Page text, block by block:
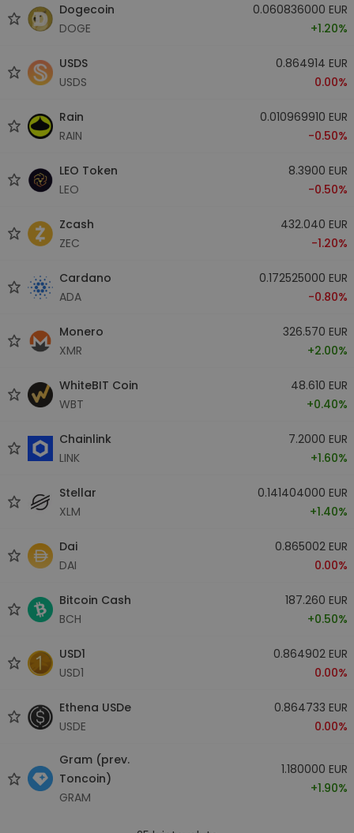
Dogecoin
DOGE
0.060836000 EUR
+1.20%
USDS
USDS
0.864914 EUR
0.00%
Rain
RAIN
0.010969910 EUR
-0.50%
LEO Token
LEO
8.3900 EUR
-0.50%
Zcash
ZEC
432.040 EUR
-1.20%
Cardano
ADA
0.172525000 EUR
-0.80%
Monero
XMR
326.570 EUR
+2.00%
WhiteBIT Coin
WBT
48.610 EUR
+0.40%
Chainlink
LINK
7.2000 EUR
+1.60%
Stellar
XLM
0.141404000 EUR
+1.40%
Dai
DAI
0.865002 EUR
0.00%
Bitcoin Cash
BCH
187.260 EUR
+0.50%
USD1
USD1
0.864902 EUR
0.00%
Ethena USDe
USDE
0.864733 EUR
0.00%
Gram (prev.
Toncoin)
GRAM
1.180000 EUR
+1.90%